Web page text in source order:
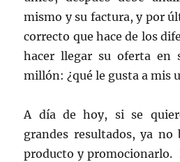
mismo y su factura, y por
correcto que hace de los
hacer llegar su oferta en
millón: ¿qué le gusta a mis
A día de hoy, si se
grandes resultados, ya
producto y promocionarlo.